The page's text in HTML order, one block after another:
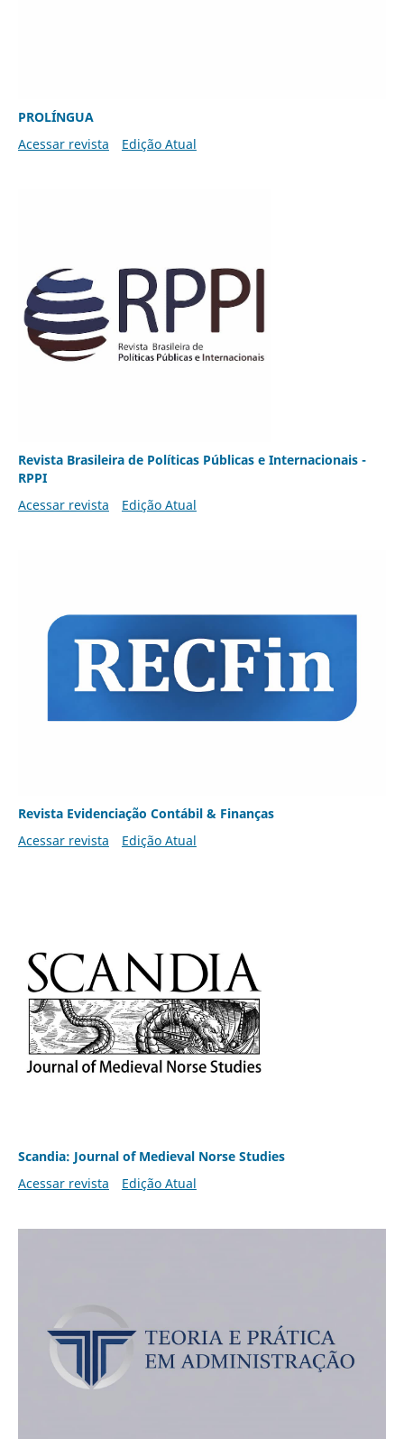
PROLÍNGUA
Acessar revista
Edição Atual
Revista Brasileira de Políticas Públicas e Internacionais -
RPPI
Acessar revista
Edição Atual
Revista Evidenciação Contábil & Finanças
Acessar revista
Edição Atual
Scandia: Journal of Medieval Norse Studies
Acessar revista
Edição Atual